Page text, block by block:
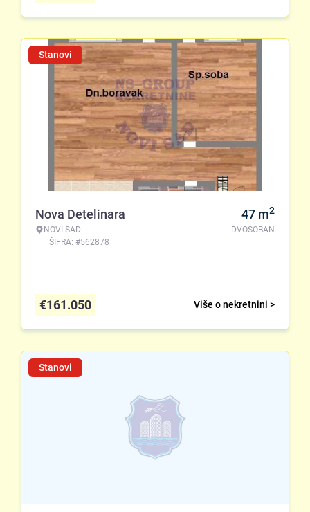
Stanovi
Nova Detelinara
NOVI SAD
ŠIFRA: #562878
47 m2
DVOSOBAN
Više o nekretnini >
€161.050
Stanovi